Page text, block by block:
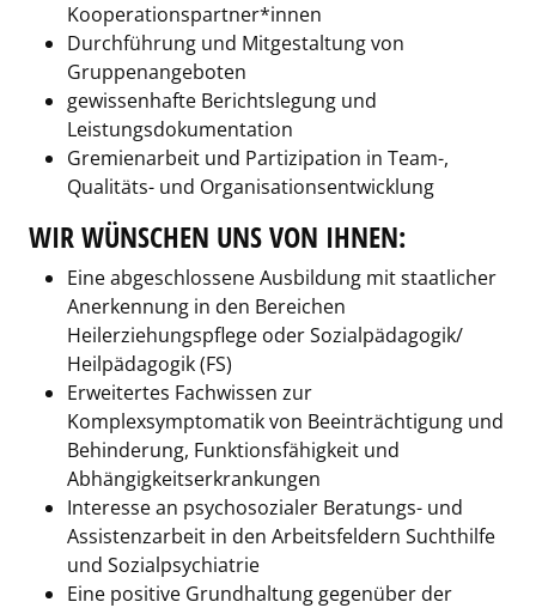
Kooperationspartner*innen
Durchführung und Mitgestaltung von
Gruppenangeboten
gewissenhafte Berichtslegung und
Leistungsdokumentation
Gremienarbeit und Partizipation in Team-,
Qualitäts- und Organisationsentwicklung
WIR WÜNSCHEN UNS VON IHNEN:
Eine abgeschlossene Ausbildung mit staatlicher
Anerkennung in den Bereichen
Heilerziehungspflege oder Sozialpädagogik/
Heilpädagogik (FS)
Erweitertes Fachwissen zur
Komplexsymptomatik von Beeinträchtigung und
Behinderung, Funktionsfähigkeit und
Abhängigkeitserkrankungen
Interesse an psychosozialer Beratungs- und
Assistenzarbeit in den Arbeitsfeldern Suchthilfe
und Sozialpsychiatrie
Eine positive Grundhaltung gegenüber der